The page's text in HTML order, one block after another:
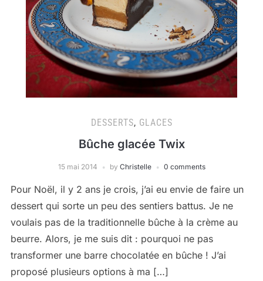
DESSERTS, GLACES
Bûche glacée Twix
15 mai 2014 by Christelle 0 comments
Pour Noël, il y 2 ans je crois, j’ai eu envie de faire un
dessert qui sorte un peu des sentiers battus. Je ne
voulais pas de la traditionnelle bûche à la crème au
beurre. Alors, je me suis dit : pourquoi ne pas
transformer une barre chocolatée en bûche ! J’ai
proposé plusieurs options à ma […]